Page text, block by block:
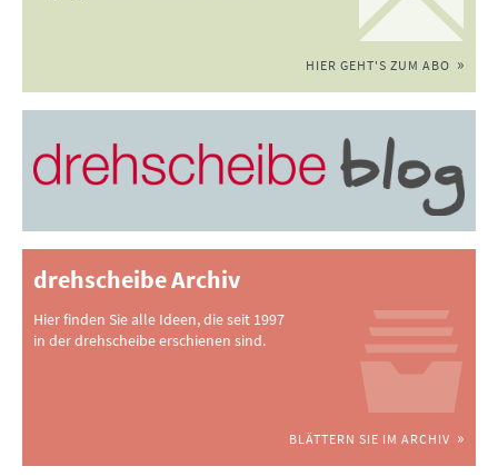
HIER GEHT'S ZUM ABO
drehscheibe Archiv
Hier finden Sie alle Ideen, die seit 1997
in der drehscheibe erschienen sind.
BLÄTTERN SIE IM ARCHIV